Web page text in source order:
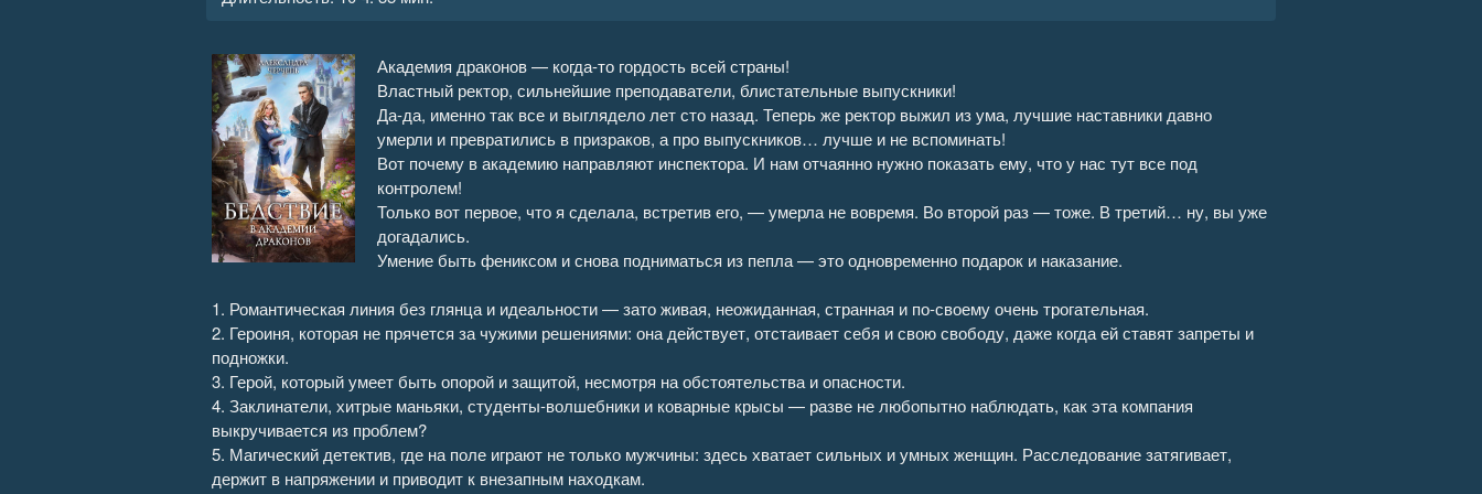
Бедствие в академии драконов 17
Бедствие в академии драконов 18
Бедствие в академии драконов 19
Бедствие в академии драконов 20
25:36
Бедствие в академии драконов 22
Бедствие в академии драконов 23
Бедствие в академии драконов 24
Бедствие в академии драконов 25
Академия драконов — когда-то гордость всей страны!
Властный ректор, сильнейшие преподаватели, блистательные выпускники!
Да-да, именно так все и выглядело лет сто назад. Теперь же ректор выжил из ума, лучшие наставники давно
умерли и превратились в призраков, а про выпускников… лучше и не вспоминать!
Вот почему в академию направляют инспектора. И нам отчаянно нужно показать ему, что у нас тут все под
контролем!
Только вот первое, что я сделала, встретив его, — умерла не вовремя. Во второй раз — тоже. В третий… ну, вы уже
догадались.
Умение быть фениксом и снова подниматься из пепла — это одновременно подарок и наказание.
1. Романтическая линия без глянца и идеальности — зато живая, неожиданная, странная и по-своему очень трогательная.
2. Героиня, которая не прячется за чужими решениями: она действует, отстаивает себя и свою свободу, даже когда ей ставят запреты и
подножки.
3. Герой, который умеет быть опорой и защитой, несмотря на обстоятельства и опасности.
4. Заклинатели, хитрые маньяки, студенты-волшебники и коварные крысы — разве не любопытно наблюдать, как эта компания
выкручивается из проблем?
5. Магический детектив, где на поле играют не только мужчины: здесь хватает сильных и умных женщин. Расследование затягивает,
держит в напряжении и приводит к внезапным находкам.